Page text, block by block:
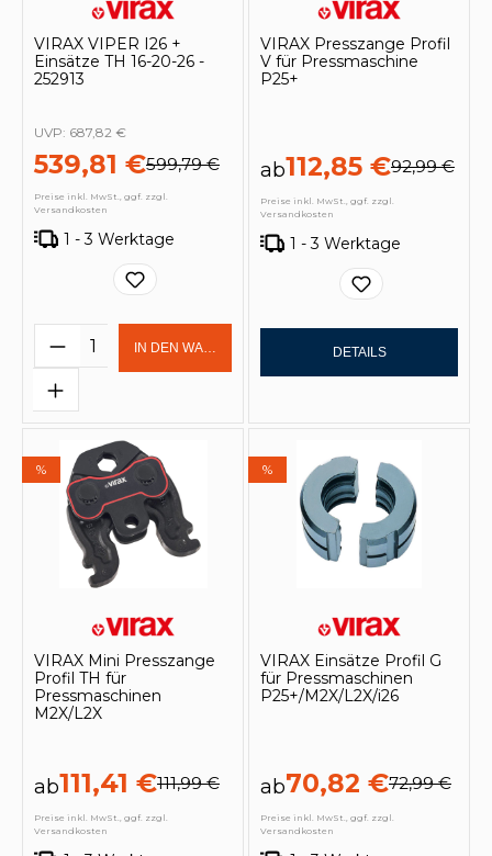
VIRAX VIPER I26 +
Einsätze TH 16-20-26 -
252913
539,81 €599,79 €
UVP: 687,82 €
Preise inkl. MwSt., ggf. zzgl.
Versandkosten
1 - 3 Werktage
Produkt Anzahl: Gib den
IN DEN WARENKORB
VIRAX Presszange Profil
V für Pressmaschine
P25+
ab112,85 €92,99 €
Preise inkl. MwSt., ggf. zzgl.
Versandkosten
1 - 3 Werktage
DETAILS
%
VIRAX Mini Presszange
Profil TH für
Pressmaschinen
M2X/L2X
ab111,41 €111,99 €
Preise inkl. MwSt., ggf. zzgl.
Versandkosten
%
VIRAX Einsätze Profil G
für Pressmaschinen
P25+/M2X/L2X/i26
ab70,82 €72,99 €
Preise inkl. MwSt., ggf. zzgl.
Versandkosten